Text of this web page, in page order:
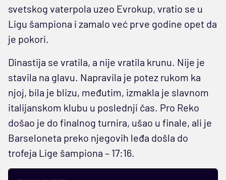
svetskog vaterpola uzeo Evrokup, vratio se u
Ligu šampiona i zamalo već prve godine opet da
je pokori.
Dinastija se vratila, a nije vratila krunu. Nije je
stavila na glavu. Napravila je potez rukom ka
njoj, bila je blizu, međutim, izmakla je slavnom
italijanskom klubu u poslednji čas. Pro Reko
došao je do finalnog turnira, ušao u finale, ali je
Barseloneta preko njegovih leđa došla do
trofeja Lige šampiona – 17:16.